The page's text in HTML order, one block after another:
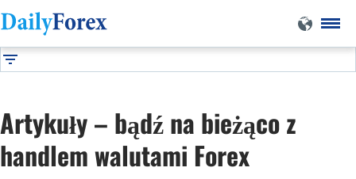
DF Artykuły Forex
Artykuły – bądź na bieżąco z
handlem walutami Forex